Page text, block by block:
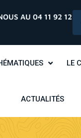
AU 04 11 92 12
LE
ACTUALITÉS